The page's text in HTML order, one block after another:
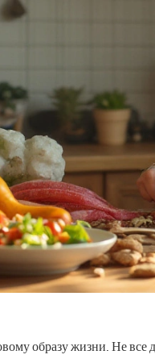
образу жизни. Не все